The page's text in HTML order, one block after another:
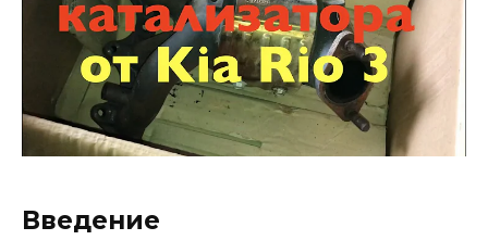
Введение